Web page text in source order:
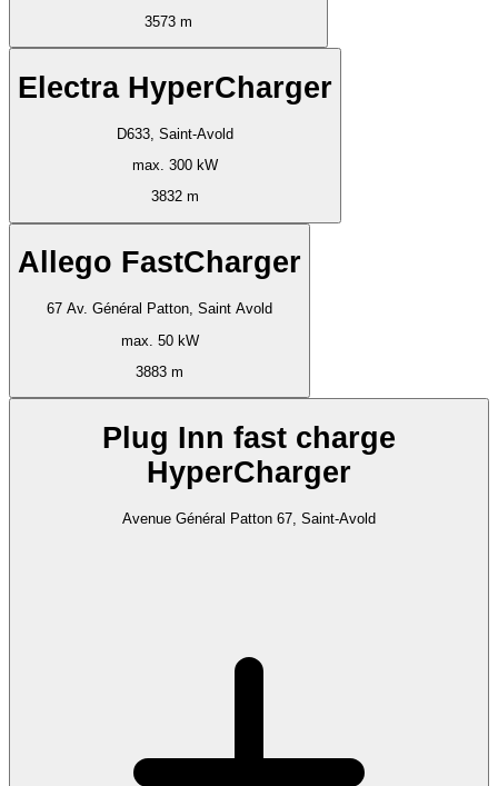
3573 m
Electra HyperCharger
D633, Saint-Avold
max. 300 kW
3832 m
Allego FastCharger
67 Av. Général Patton, Saint Avold
max. 50 kW
3883 m
Plug Inn fast charge
HyperCharger
Avenue Général Patton 67, Saint-Avold